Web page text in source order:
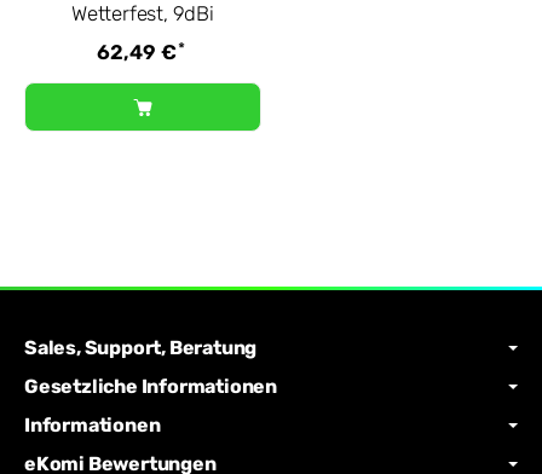
Wetterfest, 9dBi
62,49 €*
Sales, Support, Beratung
Gesetzliche Informationen
Informationen
eKomi Bewertungen